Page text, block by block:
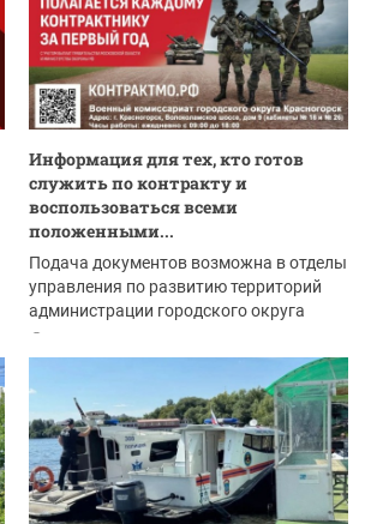
Информация для тех, кто готов
служить по контракту и
воспользоваться всеми
положенными...
Подача документов возможна в отделы
управления по развитию территорий
администрации городского округа
Красногорск: